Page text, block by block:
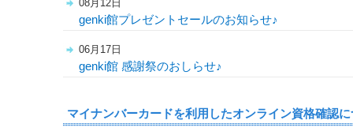
08月12日
genki館プレゼントセールのお知らせ♪
06月17日
genki館 感謝祭のおしらせ♪
マイナンバーカードを利用したオンライン資格確認